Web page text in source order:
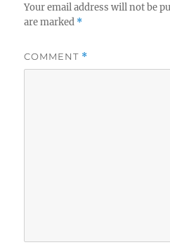
Your email address will not be
are marked *
COMMENT *